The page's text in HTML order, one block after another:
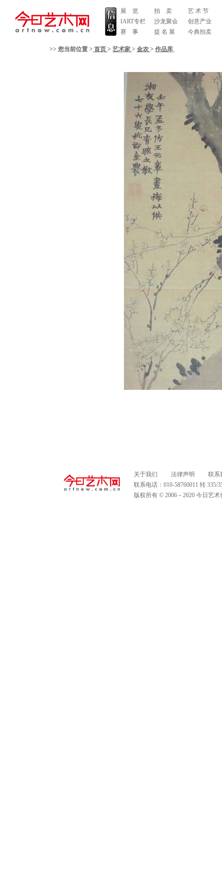
展 览
IART专栏
赛 事
拍 卖
沙龙聚会
提 名 展
艺 术 节
创意产业
今典拍卖
>> 您当前位置 > 首页 > 艺术家 > 金农 > 作品库
关于我们 法律声明
联系
联系电话：010-58760011 转
版权所有 © 2006－2020 今日艺